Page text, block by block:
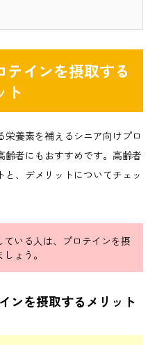
インを摂取する
ト
養素を補えるシニア向けプロ
齢者にもおすすめです。高齢者
、デメリットについてチェッ
いる人は、プロテインを摂
ょう。
ンを摂取するメリット